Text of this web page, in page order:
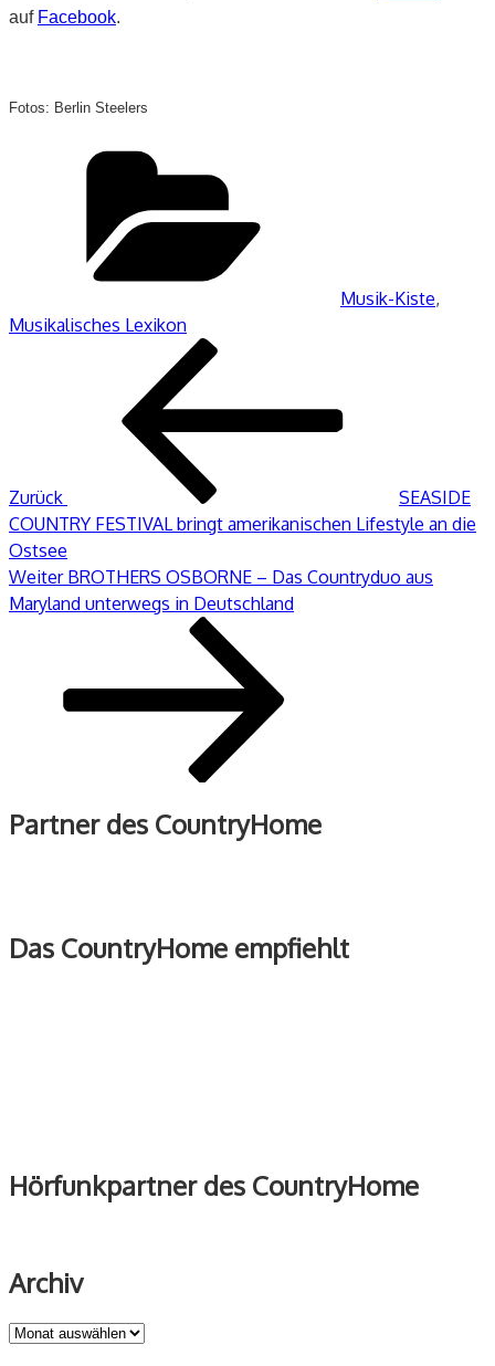
auf Facebook.
Fotos: Berlin Steelers
Musik-Kiste,
Musikalisches Lexikon
Beitragsnavigation
Zurück
SEASIDE
COUNTRY FESTIVAL bringt amerikanischen Lifestyle an die
Ostsee
Nächster
Beitrag
Weiter BROTHERS OSBORNE – Das Countryduo aus
Maryland unterwegs in Deutschland
Partner des CountryHome
Das CountryHome empfiehlt
Hörfunkpartner des CountryHome
Archiv
Archiv